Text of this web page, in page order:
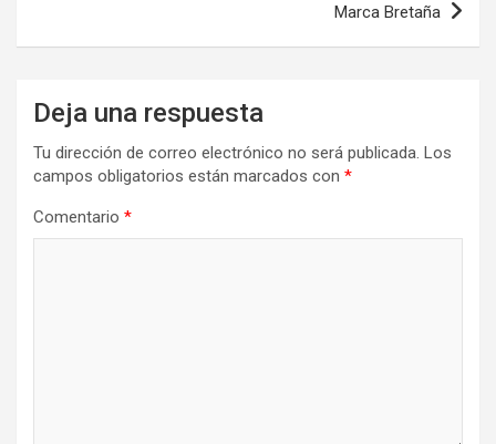
Marca Bretaña
Deja una respuesta
Tu dirección de correo electrónico no será publicada. Los
campos obligatorios están marcados con *
Comentario *